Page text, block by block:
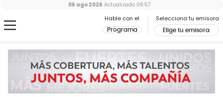
Hable con el
Programa
Selecciona tu emisora
Elige tu emisora
06 ago 2026 Actualizado 06:57